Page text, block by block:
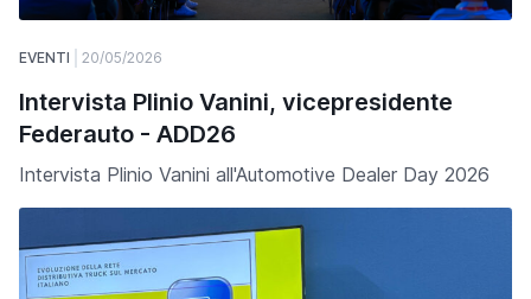
EVENTI 20/05/2026
Intervista Plinio Vanini, vicepresidente
Federauto - ADD26
Intervista Plinio Vanini all'Automotive Dealer Day 2026